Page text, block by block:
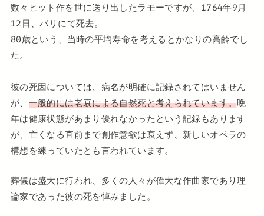
数々ヒット作を世に送り出したラモーですが、1764年9月
12日、パリにて死去。
80歳という、当時の平均寿命を考えるとかなりの高齢でし
た。
彼の死因については、病名が明確に記録されてはいません
が、 一般的には老衰による自然死と考えられています。晩
年は健康状態があまり優れなかったという記録もあります
が、亡くなる直前まで創作意欲は衰えず、新しいオペラの
構想を練っていたとも言われています。
葬儀は盛大に行われ、多くの人々が偉大な作曲家であり理
論家であった彼の死を悼みました。